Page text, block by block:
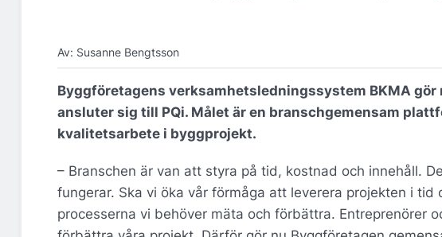
Av: Susanne Bengtsson
Byggföretagens verksamhetsledningssystem BKMA gör
ansluter sig till PQi. Målet är en branschgemensam
kvalitetsarbete i byggprojekt.
– Branschen är van att styra på tid, kostnad och innehåll.
fungerar. Ska vi öka vår förmåga att leverera projekten i
processerna vi behöver mäta och förbättra. Entreprenörer